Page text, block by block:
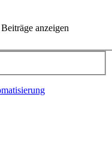
anzeigen